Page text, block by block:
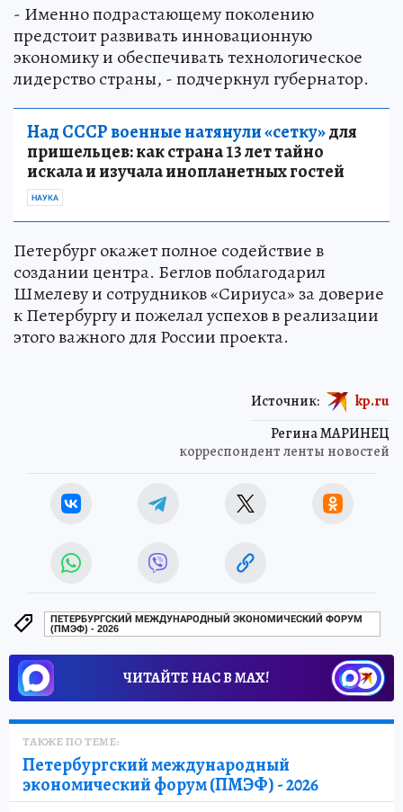
- Именно подрастающему поколению
предстоит развивать инновационную
экономику и обеспечивать технологическое
лидерство страны, - подчеркнул губернатор.
Над СССР военные натянули «сетку»для
пришельцев: как страна 13 лет тайно
искала и изучала инопланетных гостей
НАУКА
Петербург окажет полное содействие в
создании центра. Беглов поблагодарил
Шмелеву и сотрудников «Сириуса» за доверие
к Петербургу и пожелал успехов в реализации
этого важного для России проекта.
Регина МАРИНЕЦ
корреспондент ленты новостей
Источник: kp.ru
ПЕТЕРБУРГСКИЙ МЕЖДУНАРОДНЫЙ ЭКОНОМИЧЕСКИЙ ФОРУМ
(ПМЭФ) - 2026
ЧИТАЙТЕ НАС В МАХ!
ТАКЖЕ ПО ТЕМЕ:
Петербургский международный
экономический форум (ПМЭФ) - 2026